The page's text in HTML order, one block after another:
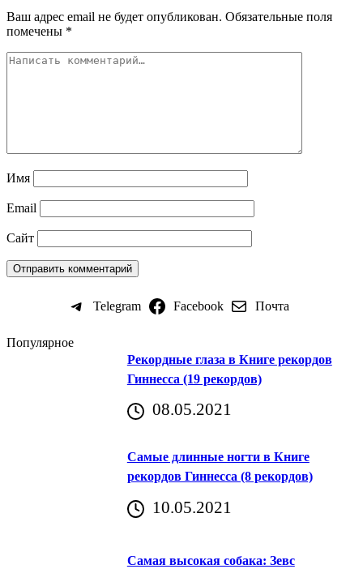
Ваш адрес email не будет опубликован. Обязательные поля
помечены *
Имя
Email
Сайт
Telegram Facebook Почта
Популярное
Рекордные глаза в Книге рекордов
Гиннесса (19 рекордов)
08.05.2021
Самые длинные ногти в Книге
рекордов Гиннесса (8 рекордов)
10.05.2021
Самая высокая собака: Зевс